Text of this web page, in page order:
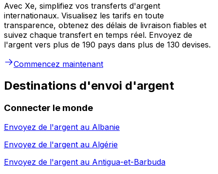
Avec Xe, simplifiez vos transferts d'argent
internationaux. Visualisez les tarifs en toute
transparence, obtenez des délais de livraison fiables et
suivez chaque transfert en temps réel. Envoyez de
l'argent vers plus de 190 pays dans plus de 130 devises.
Commencez maintenant
Destinations d'envoi d'argent
Connecter le monde
Envoyez de l'argent au Albanie
Envoyez de l'argent au Algérie
Envoyez de l'argent au Antigua-et-Barbuda